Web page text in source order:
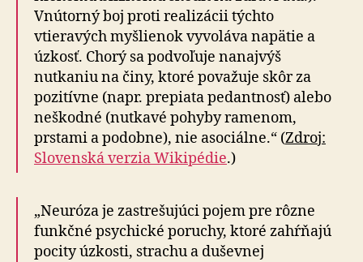
Vnútorný boj proti realizácii týchto
vtieravých myšlienok vyvoláva napätie a
úzkosť. Chorý sa podvoľuje nanajvýš
nutkaniu na činy, ktoré považuje skôr za
pozitívne (napr. prepiata pedantnosť) alebo
neškodné (nutkavé pohyby ramenom,
prstami a podobne), nie asociálne.“ (Zdroj:
Slovenská verzia Wikipédie.)
„Neuróza je zastrešujúci pojem pre rôzne
funkčné psychické poruchy, ktoré zahŕňajú
pocity úzkosti, strachu a duševnej